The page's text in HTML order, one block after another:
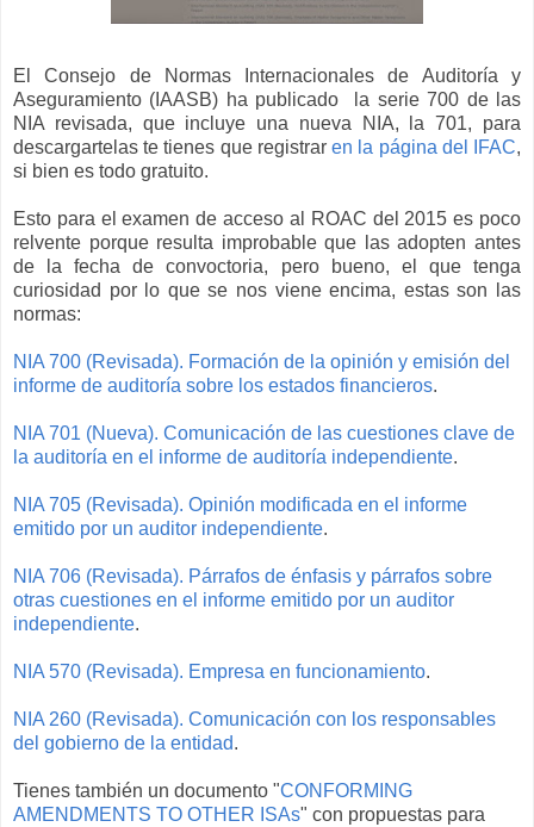
El Consejo de Normas Internacionales de Auditoría y
Aseguramiento (IAASB) ha publicado la serie 700 de las
NIA revisada, que incluye una nueva NIA, la 701, para
descargartelas te tienes que registraren la página del IFAC,
si bien es todo gratuito.
Esto para el examen de acceso al ROAC del 2015 es poco
relvente porque resulta improbable que las adopten antes
de la fecha de convoctoria, pero bueno, el que tenga
curiosidad por lo que se nos viene encima, estas son las
normas:
NIA 700 (Revisada). Formación de la opinión y emisión del
informe de auditoría sobre los estados financieros.
NIA 701 (Nueva). Comunicación de las cuestiones clave de
la auditoría en el informe de auditoría independiente.
NIA 705 (Revisada). Opinión modificada en el informe
emitido por un auditor independiente.
NIA 706 (Revisada). Párrafos de énfasis y párrafos sobre
otras cuestiones en el informe emitido por un auditor
independiente.
NIA 570 (Revisada). Empresa en funcionamiento.
NIA 260 (Revisada). Comunicación con los responsables
del gobierno de la entidad.
Tienes también un documento "CONFORMING
AMENDMENTS TO OTHER ISAs" con propuestas para